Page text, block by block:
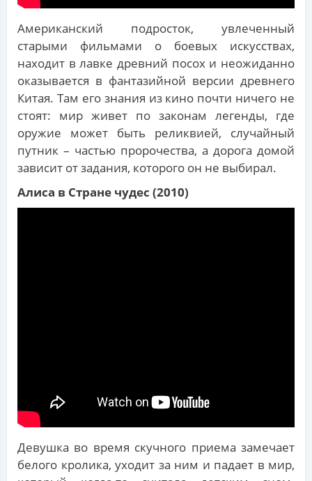
Американский подросток, увлеченный
старыми фильмами о боевых искусствах,
находит в лавке древний посох и неожиданно
оказывается в фантазийной версии древнего
Китая. Там его знания из кино почти ничего не
стоят: мир живет по законам легенды, где
оружие может быть реликвией, случайный
путник – частью пророчества, а дорога домой
зависит от задания, которого он не выбирал.
Алиса в Стране чудес (2010)
Девушка во время скучного приема замечает
белого кролика, уходит за ним и падает в мир,